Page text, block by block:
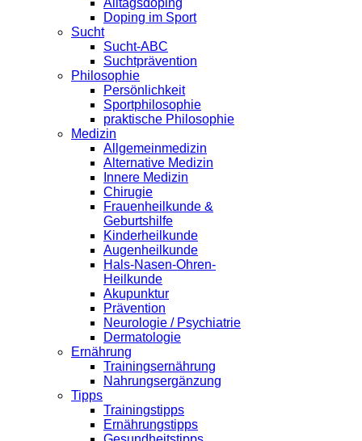
Alltagsdoping
Doping im Sport
Sucht
Sucht-ABC
Suchtprävention
Philosophie
Persönlichkeit
Sportphilosophie
praktische Philosophie
Medizin
Allgemeinmedizin
Alternative Medizin
Innere Medizin
Chirugie
Frauenheilkunde &
Geburtshilfe
Kinderheilkunde
Augenheilkunde
Hals-Nasen-Ohren-
Heilkunde
Akupunktur
Prävention
Neurologie / Psychiatrie
Dermatologie
Ernährung
Trainingsernährung
Nahrungsergänzung
Tipps
Trainingstipps
Ernährungstipps